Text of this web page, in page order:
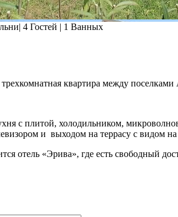
| 4 Гостей | 1 Ванных
квартира между поселками
с плитой, холодильником,
и выходом на террасу с видом
отель «Эрива», где есть свободный